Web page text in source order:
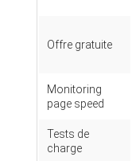
Offre gratuite
Monitoring
page speed
Tests de
charge